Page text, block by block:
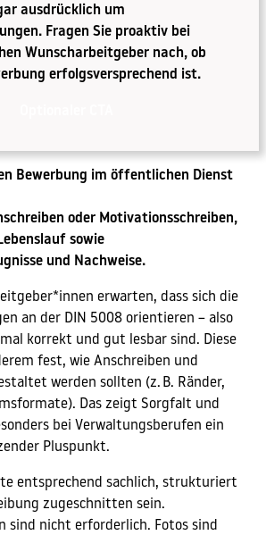
ausdrücklich um
Fragen Sie proaktiv bei
Wunscharbeitgeber nach, ob
erfolgsversprechend ist.
Bewerbung im öffentlichen Dienst
oder Motivationsschreiben,
sowie
und Nachweise.
erwarten, dass sich die
an der DIN 5008 orientieren – also
korrekt und gut lesbar sind. Diese
fest, wie Anschreiben und
werden sollten (z. B. Ränder,
Das zeigt Sorgfalt und
bei Verwaltungsberufen ein
Pluspunkt.
entsprechend sachlich, strukturiert
zugeschnitten sein.
sind nicht erforderlich. Fotos sind